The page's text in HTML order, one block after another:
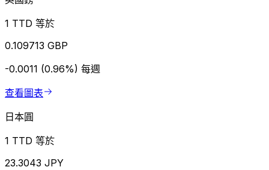
1 TTD 等於
0.109713 GBP
-0.0011 (0.96%) 每週
查看圖表
日本圓
1 TTD 等於
23.3043 JPY